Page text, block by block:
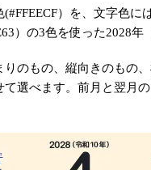
）を、文字色に
）の3色を使った2028年
のもの、縦向きのもの
選べます。前月と翌月